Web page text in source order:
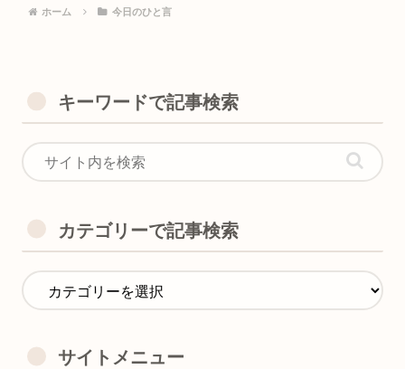
ホーム 今日のひと言
キーワードで記事検索
カテゴリーで記事検索
サイトメニュー